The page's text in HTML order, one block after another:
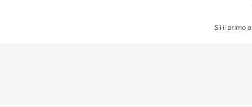
Sii il primo